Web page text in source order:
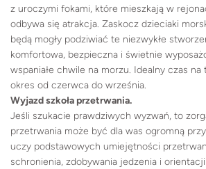
z uroczymi fokami, które mieszkają w
odbywa się atrakcja. Zaskocz dzieciaki
będą mogły podziwiać te niezwykłe
komfortowa, bezpieczna i świetnie
wspaniałe chwile na morzu. Idealny czas
okres od czerwca do września.
Wyjazd szkoła przetrwania.
Jeśli szukacie prawdziwych wyzwań, to
przetrwania może być dla was ogromną
uczy podstawowych umiejętności
schronienia, zdobywania jedzenia i